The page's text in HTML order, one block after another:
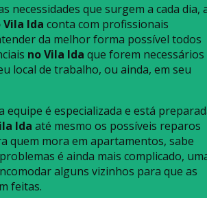
necessidades que surgem a cada dia,
Vila Ida conta com profissionais
da melhor forma possível todos
no Vila Ida que forem necessários
local de trabalho, ou ainda, em seu
equipe é especializada e está
Ida até mesmo os possíveis reparos
quem mora em apartamentos, sabe
é ainda mais complicado,
alguns vizinhos para que as
feitas.